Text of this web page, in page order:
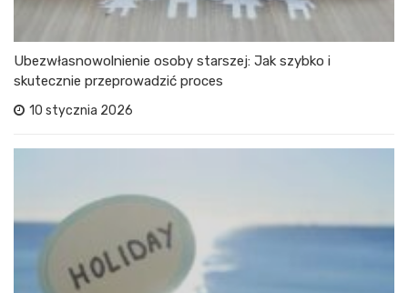
Ubezwłasnowolnienie osoby starszej: Jak szybko i
skutecznie przeprowadzić proces
10 stycznia 2026